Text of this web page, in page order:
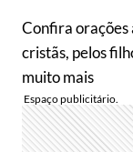
Confira orações
cristãs, pelos
muito mais